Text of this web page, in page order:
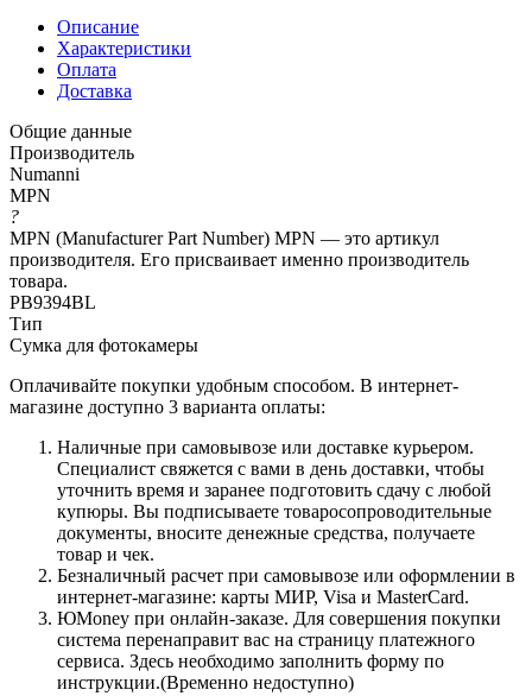
Описание
Характеристики
Оплата
Доставка
Общие данные
Производитель
Numanni
MPN
?
MPN (Manufacturer Part Number) MPN — это артикул
производителя. Его присваивает именно производитель
товара.
PB9394BL
Тип
Сумка для фотокамеры
Оплачивайте покупки удобным способом. В интернет-
магазине доступно 3 варианта оплаты:
Наличные при самовывозе или доставке курьером.
Специалист свяжется с вами в день доставки, чтобы
уточнить время и заранее подготовить сдачу с любой
купюры. Вы подписываете товаросопроводительные
документы, вносите денежные средства, получаете
товар и чек.
Безналичный расчет при самовывозе или оформлении в
интернет-магазине: карты МИР, Visa и MasterCard.
ЮMoney при онлайн-заказе. Для совершения покупки
система перенаправит вас на страницу платежного
сервиса. Здесь необходимо заполнить форму по
инструкции.(Временно недоступно)